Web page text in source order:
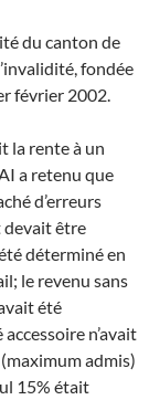
du canton de
fondée
février 2002.
la rente à un
a retenu que
d’erreurs
devait être
déterminé en
le revenu sans
été
n’avait
admis)
15% était